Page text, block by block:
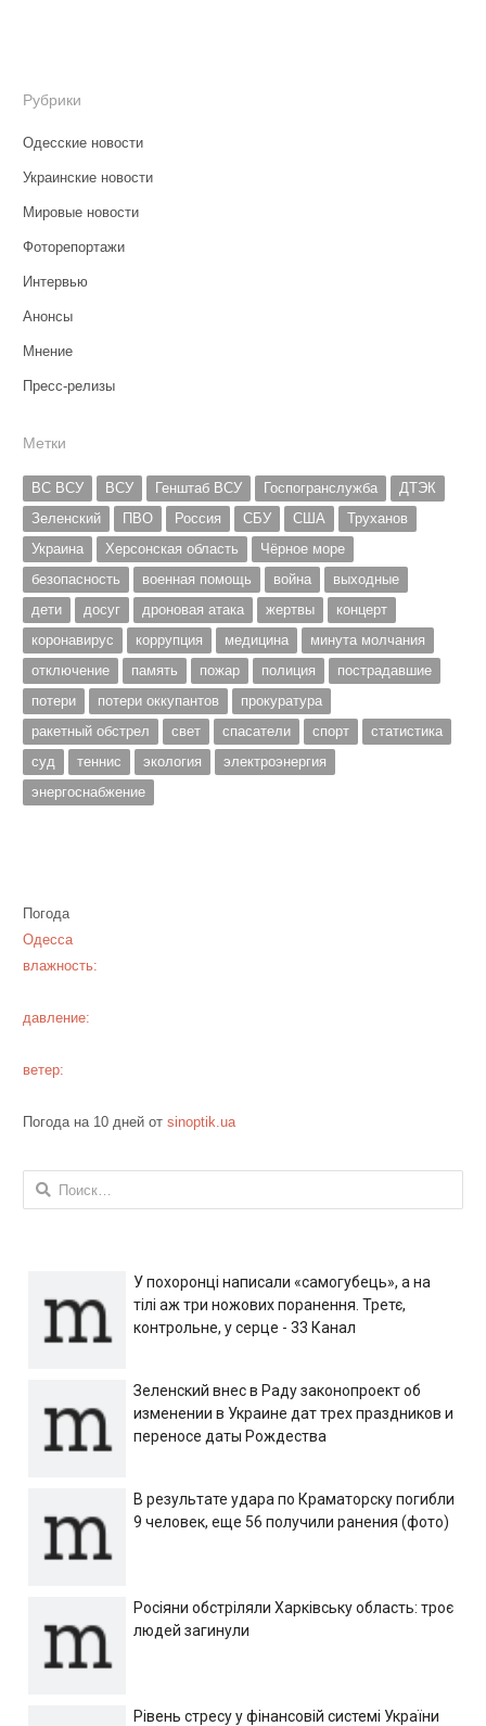
Рубрики
Одесские новости
Украинские новости
Мировые новости
Фоторепортажи
Интервью
Анонсы
Мнение
Пресс-релизы
Метки
ВС ВСУ ВСУ Генштаб ВСУ Госпогранслужба
ДТЭК
Зеленский
ПВО Россия СБУ США
Труханов
Украина
Херсонская область
Чёрное море
безопасность
военная помощь война
выходные
дети
досуг дроновая атака жертвы
концерт
коронавирус
коррупция медицина
минута молчания
отключение
память пожар полиция
пострадавшие
потери
потери оккупантов
прокуратура
ракетный обстрел
свет спасатели спорт
статистика
суд
теннис экология
электроэнергия
энергоснабжение
Погода
Одесса
влажность:
давление:
ветер:
Погода на 10 дней от sinoptik.ua
Найти:
У похоронці написали «самогубець», а на
тілі аж три ножових поранення. Третє,
контрольне, у серце - 33 Канал
Зеленский внес в Раду законопроект об
изменении в Украине дат трех праздников и
переносе даты Рождества
В результате удара по Краматорску погибли
9 человек, еще 56 получили ранения (фото)
Росіяни обстріляли Харківську область: троє
людей загинули
Рівень стресу у фінансовій системі України